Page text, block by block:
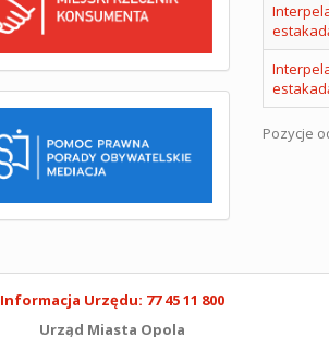
Pozycje
Informacja Urzędu: 77 45 11 800
Urząd Miasta Opola